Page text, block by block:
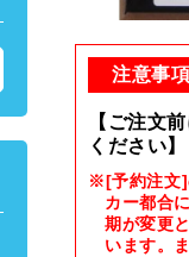
media
注意事項
【ご注文
ください】
※[予約注文]
カー都合
期が変更
います。